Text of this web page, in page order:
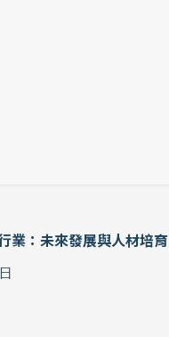
業：未來發展與人材培育